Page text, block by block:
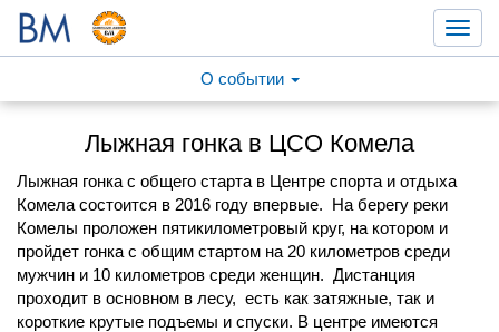
О событии
Лыжная гонка в ЦСО Комела
Лыжная гонка с общего старта в Центре спорта и отдыха
Комела состоится в 2016 году впервые. На берегу реки
Комелы проложен пятикилометровый круг, на котором и
пройдет гонка с общим стартом на 20 километров среди
мужчин и 10 километров среди женщин. Дистанция
проходит в основном в лесу, есть как затяжные, так и
короткие крутые подъемы и спуски. В центре имеются